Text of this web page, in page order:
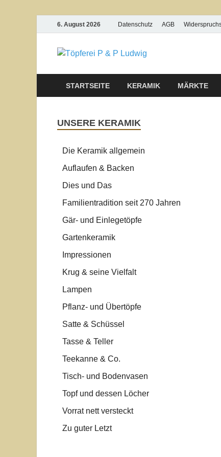
6. August 2026 Datenschutz AGB
STARTSEITE KERAMIK MÄRKTE
UNSERE KERAMIK
Die Keramik allgemein
Auflaufen & Backen
Dies und Das
Familientradition seit 270 Jahren
Gär- und Einlegetöpfe
Gartenkeramik
Impressionen
Krug & seine Vielfalt
Lampen
Pflanz- und Übertöpfe
Satte & Schüssel
Tasse & Teller
Teekanne & Co.
Tisch- und Bodenvasen
Topf und dessen Löcher
Vorrat nett versteckt
Zu guter Letzt